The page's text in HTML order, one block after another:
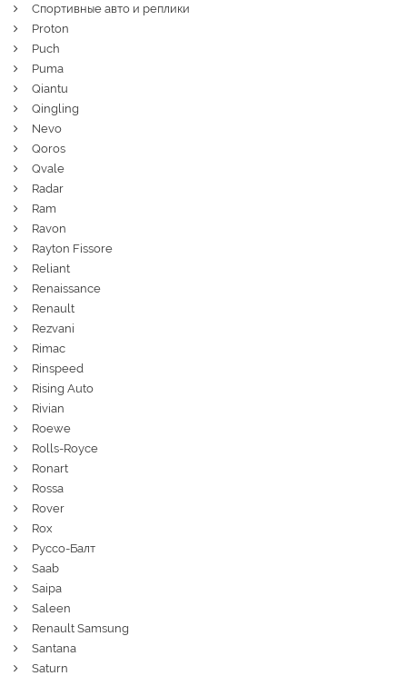
Спортивные авто и реплики
Proton
Puch
Puma
Qiantu
Qingling
Nevo
Qoros
Qvale
Radar
Ram
Ravon
Rayton Fissore
Reliant
Renaissance
Renault
Rezvani
Rimac
Rinspeed
Rising Auto
Rivian
Roewe
Rolls-Royce
Ronart
Rossa
Rover
Rox
Руссо-Балт
Saab
Saipa
Saleen
Renault Samsung
Santana
Saturn